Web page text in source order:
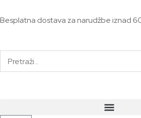
Besplatna dostava za narudžbe iznad